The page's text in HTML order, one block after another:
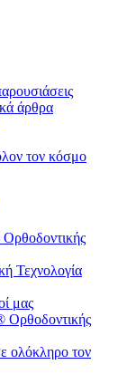
άρθρα
τον κόσμο
Τεχνολογία
μας
Ορθοδοντικής
ολόκληρο τον